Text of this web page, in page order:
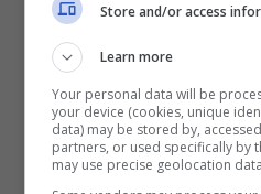
L’inflazione divora i risparmi
pochi mesi- 250123 nursenews.it
Le famiglie dal reddito
le realtà maggiormente
Store and/or access
Learn more
Your personal data will be
your device (cookies, unique
data) may be stored by,
partners, or used specifically by
may use precise geolocation